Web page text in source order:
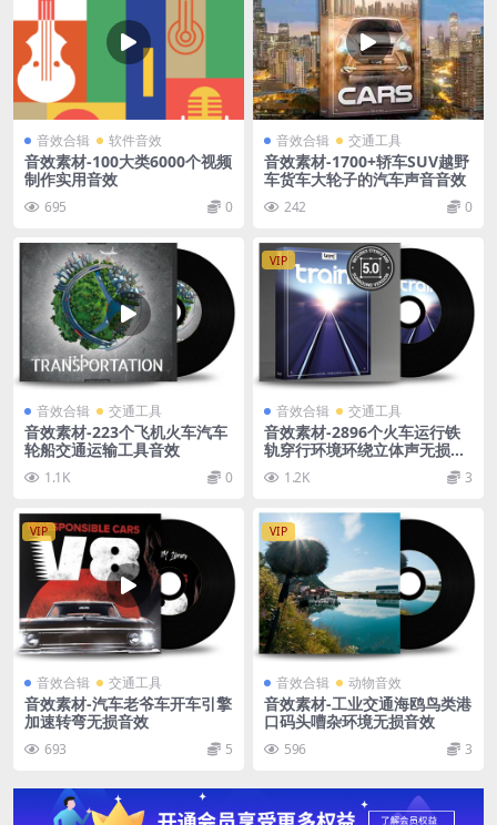
音效合辑 软件音效
音效素材-100大类6000个视频
制作实用音效
695 0
音效合辑 交通工具
音效素材-1700+轿车SUV越野
车货车大轮子的汽车声音音效
242 0
音效合辑 交通工具
音效素材-223个飞机火车汽车
轮船交通运输工具音效
1.1K 0
VIP
音效合辑 交通工具
音效素材-2896个火车运行铁
轨穿行环境环绕立体声无损音
效 1.2K 3
VIP
音效合辑 交通工具
音效素材-汽车老爷车开车引擎
加速转弯无损音效
693 5
VIP
音效合辑 动物音效
音效素材-工业交通海鸥鸟类港
口码头嘈杂环境无损音效
596 3